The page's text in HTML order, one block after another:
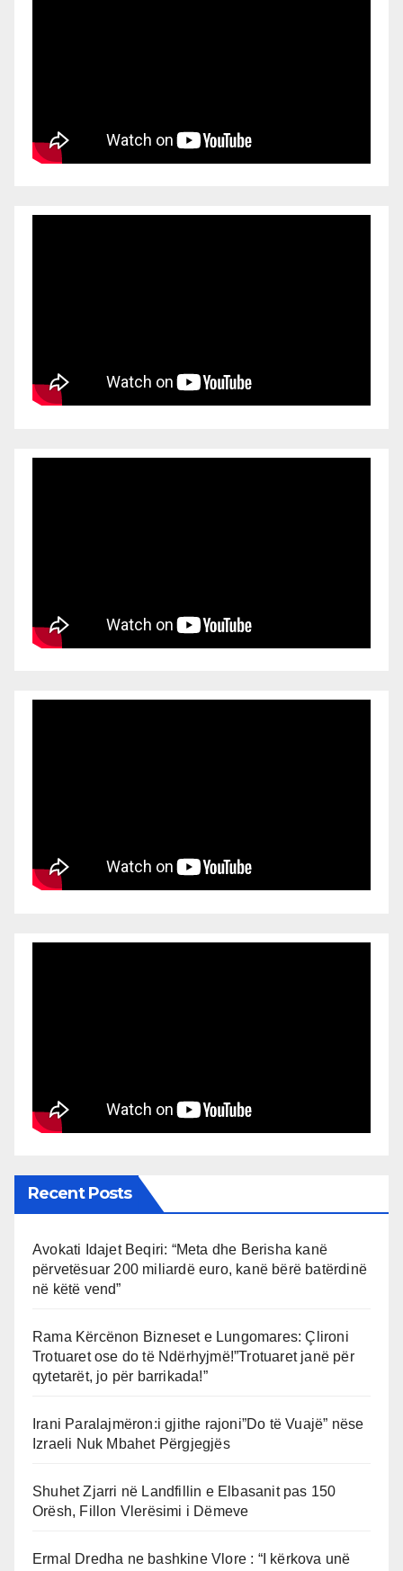
Recent Posts
Avokati Idajet Beqiri: “Meta dhe Berisha kanë
përvetësuar 200 miliardë euro, kanë bërë batërdinë
në këtë vend”
Rama Kërcënon Bizneset e Lungomares: Çlironi
Trotuaret ose do të Ndërhyjmë!”Trotuaret janë për
qytetarët, jo për barrikada!”
Irani Paralajmëron:i gjithe rajoni”Do të Vuajë” nëse
Izraeli Nuk Mbahet Përgjegjës
Shuhet Zjarri në Landfillin e Elbasanit pas 150
Orësh, Fillon Vlerësimi i Dëmeve
Ermal Dredha ne bashkine Vlore : “I kërkova unë